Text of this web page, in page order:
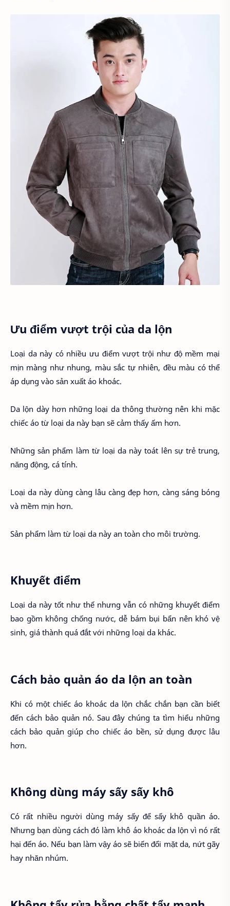
Ưu điểm vượt trội của da lộn
Loại da này có nhiều ưu điểm vượt trội như độ mềm mại
mịn màng như nhung, màu sắc tự nhiên, đều màu có thể
áp dụng vào sản xuất áo khoác.
Da lộn dày hơn những loại da thông thường nên khi mặc
chiếc áo từ loại da này bạn sẽ cảm thấy ấm hơn.
Những sản phẩm làm từ loại da này toát lên sự trẻ trung,
năng động, cá tính.
Loại da này dùng càng lâu càng đẹp hơn, càng sáng bóng
và mềm mịn hơn.
Sản phẩm làm từ loại da này an toàn cho môi trường.
Khuyết điểm
Loại da này tốt như thế nhưng vẫn có những khuyết điểm
bao gồm không chống nước, dễ bám bụi bẩn nên khó vệ
sinh, giá thành quá đắt với những loại da khác.
Cách bảo quản áo da lộn an toàn
Khi có một chiếc áo khoác da lộn chắc chắn bạn cần biết
đến cách bảo quản nó. Sau đây chúng ta tìm hiểu những
cách bảo quản giúp cho chiếc áo bền, sử dụng được lâu
hơn.
Không dùng máy sấy sấy khô
Có rất nhiều người dùng máy sấy để sấy khô quần áo.
Nhưng bạn dùng cách đó làm khô áo khoác da lộn vì nó rất
hại đến áo. Nếu bạn làm vậy áo sẽ biến đổi mặt da, nứt gãy
hay nhăn nhúm.